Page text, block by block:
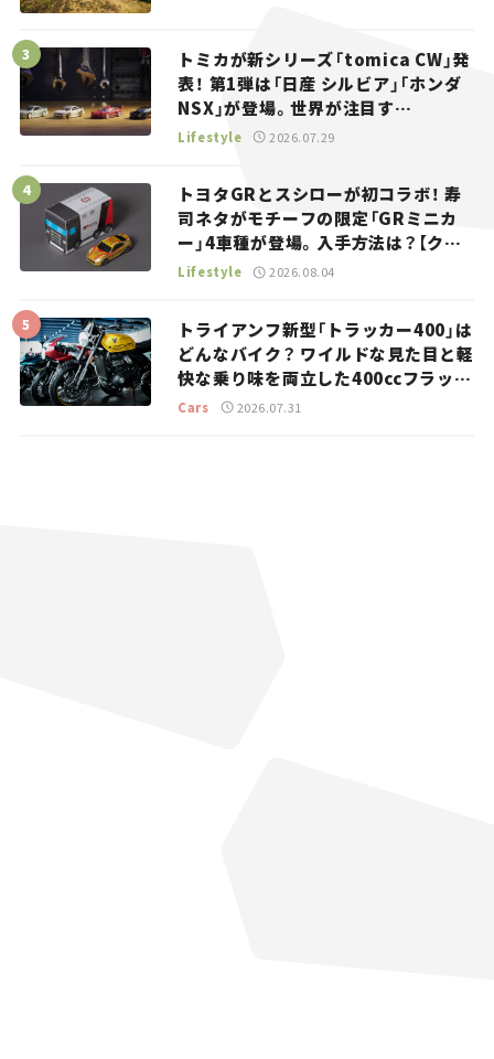
トミカが新シリーズ「tomica CW」発
表！ 第1弾は「日産 シルビア」「ホンダ
NSX」が登場。世界が注目す
る“JDM”に焦点【クルマとホビー】
Lifestyle 2026.07.29
トヨタGRとスシローが初コラボ！ 寿
司ネタがモチーフの限定「GRミニカ
ー」4車種が登場。入手方法は？【クル
マとホビー】
Lifestyle 2026.08.04
トライアンフ新型「トラッカー400」は
どんなバイク？ ワイルドな見た目と軽
快な乗り味を両立した400ccフラット
トラッカー【試乗レビュー】
Cars 2026.07.31